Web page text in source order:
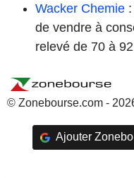
Wacker Chemie
de vendre à
relevé de 70 à
© Zonebourse.com -
Ajouter